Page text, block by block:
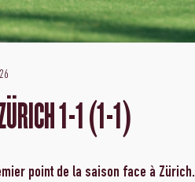
1-1 (1-1)
point de la saison face à Zürich.